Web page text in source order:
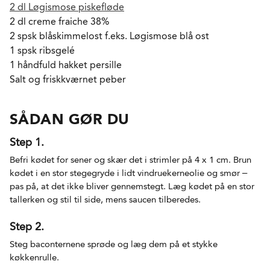
2 dl Løgismose piskefløde
2 dl creme fraiche 38%
2 spsk blåskimmelost f.eks. Løgismose blå ost
1 spsk ribsgelé
1 håndfuld hakket persille
Salt og friskkværnet peber
SÅDAN GØR DU
Step 1.
Befri kødet for sener og skær det i strimler på 4 x 1 cm. Brun
kødet i en stor stegegryde i lidt vindruekerneolie og smør –
pas på, at det ikke bliver gennemstegt. Læg kødet på en stor
tallerken og stil til side, mens saucen tilberedes.
Step 2.
Steg baconternene sprøde og læg dem på et stykke
køkkenrulle.